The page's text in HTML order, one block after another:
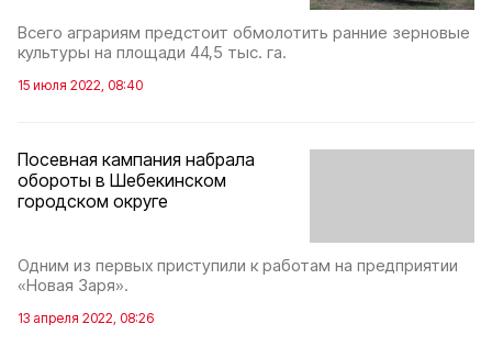
Всего аграриям предстоит обмолотить ранние зерновые
культуры на площади 44,5 тыс. га.
15 июля 2022, 08:40
Посевная кампания набрала
обороты в Шебекинском
городском округе
Одним из первых приступили к работам на предприятии
«Новая Заря».
13 апреля 2022, 08:26